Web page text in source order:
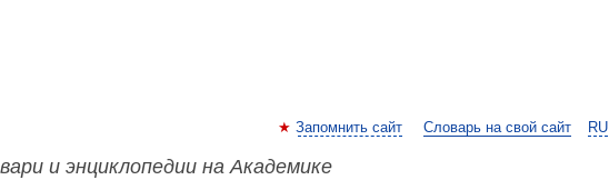
RU
Запомнить сайт Словарь на свой сайт
и энциклопедии на Академике